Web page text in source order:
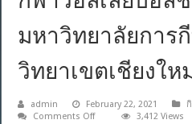
มหาวิทยาลัยการ
วิทยาเขตเชียงให
admin February 22, 2021
Comments Offon
3,412 Views